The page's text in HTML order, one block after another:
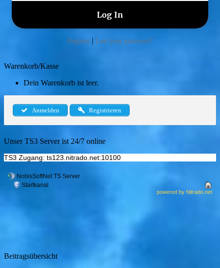
Register | Lost your password?
Warenkorb/Kasse
Dein Warenkorb ist leer.
Anmelden Registrieren
Unser TS3 Server ist 24/7 online
TS3 Zugang: ts123.nitrado.net:10100
Beitragsübersicht